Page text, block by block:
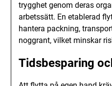
trygghet genom deras
arbetssätt. En etablerad
hantera packning,
noggrant, vilket minskar
Tidsbesparing